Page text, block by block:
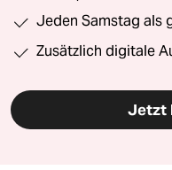
Jeden Samstag als
Zusätzlich digitale
Jetzt